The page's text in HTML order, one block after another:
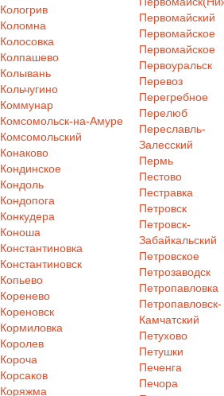
Кологрив
Коломна
Колосовка
Колпашево
Колывань
Кольчугино
Коммунар
Комсомольск-на-Амуре
Комсомольский
Конаково
Кондинское
Кондоль
Кондопога
Конкудера
Коноша
Константиновка
Константиновск
Копьево
Коренево
Кореновск
Кормиловка
Королев
Короча
Корсаков
Коряжма
Первомайский
Первомайское
Первомайское
Первоуральск
Перевоз
Перегребное
Перелюб
Переславль-
Залесский
Пермь
Пестово
Пестравка
Петровск
Петровск-
Забайкальский
Петровское
Петрозаводск
Петропавловка
Петропавловск-
Камчатский
Петухово
Петушки
Печенга
Печора